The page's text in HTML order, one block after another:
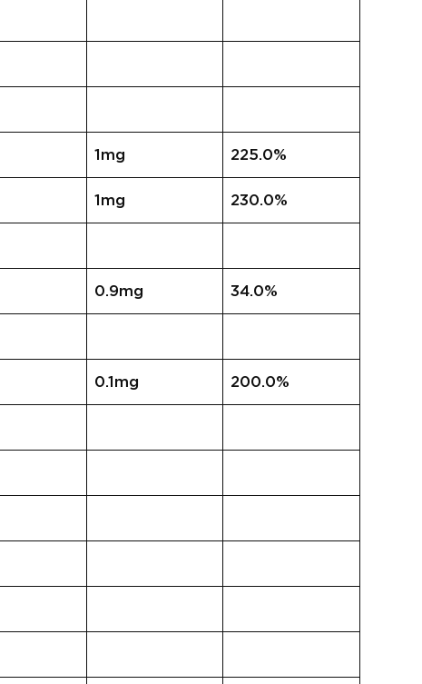
1mg 225.0%
1mg 230.0%
0.9mg 34.0%
0.1mg 200.0%